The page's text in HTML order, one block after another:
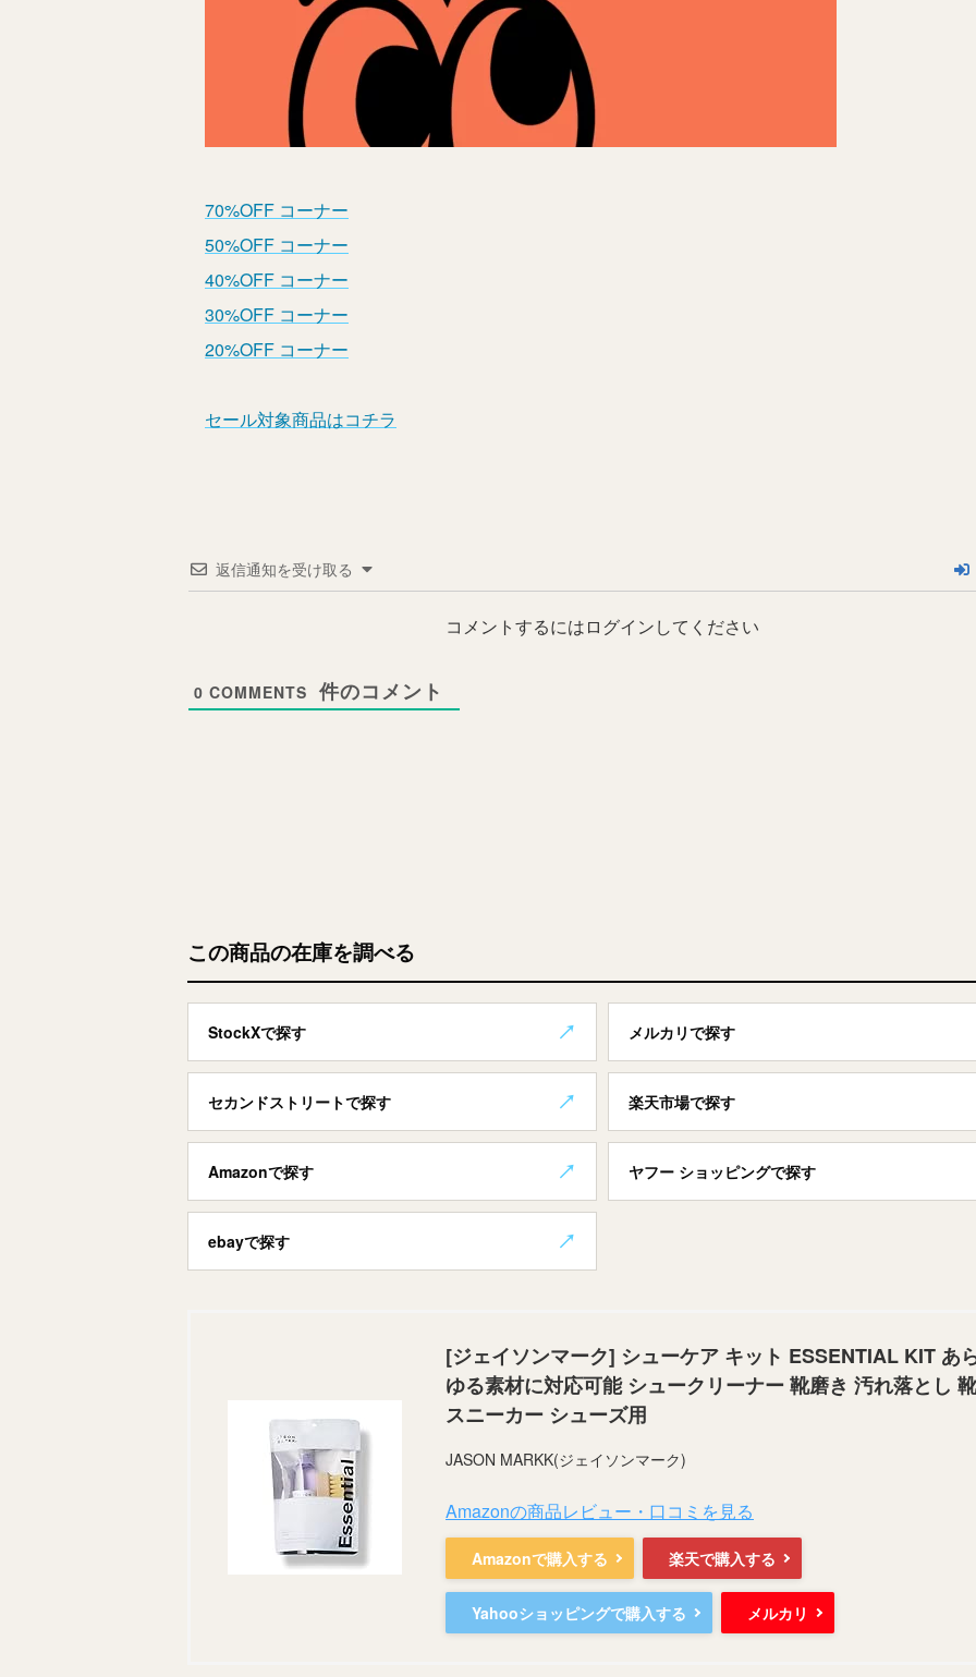
70%OFF コーナー
50%OFF コーナー
40%OFF コーナー
30%OFF コーナー
20%OFF コーナー
セール対象商品はコチラ
この商品の在庫を調べる
StockXで探す メルカリで探す
セカンドストリートで探す 楽天市場で探す
Amazonで探す ヤフー ショッピングで探す
ebayで探す
[ジェイソンマーク] シューケア キット ESSENTIAL KIT あ
ゆる素材に対応可能 シュークリーナー 靴磨き 汚れ落とし 靴
スニーカー シューズ用
JASON MARKK(ジェイソンマーク)
Amazonの商品レビュー・口コミを見る
Amazonで購入する 楽天で購入する
Yahooショッピングで購入する メルカリ
返信通知を受け取る
コメントするにはログインしてください
0 COMMENTS